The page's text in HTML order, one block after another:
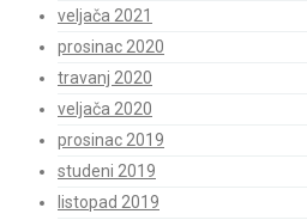
veljača 2021
prosinac 2020
travanj 2020
veljača 2020
prosinac 2019
studeni 2019
listopad 2019